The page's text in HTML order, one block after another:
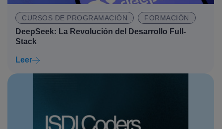
CURSOS DE PROGRAMACIÓN FORMACIÓN
DeepSeek: La Revolución del Desarrollo Full-
Stack
Leer